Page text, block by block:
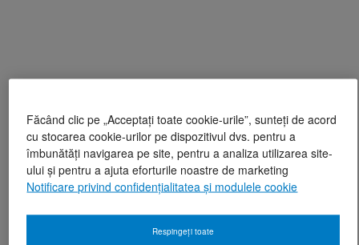
Făcând clic pe „Acceptați toate cookie-urile”, sunteți de acord
cu stocarea cookie-urilor pe dispozitivul dvs. pentru a
îmbunătăți navigarea pe site, pentru a analiza utilizarea site-
ului și pentru a ajuta eforturile noastre de marketing
Notificare privind confidențialitatea și modulele cookie
Respingeți toate